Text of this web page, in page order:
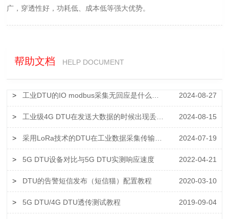
广，穿透性好，功耗低、成本低等强大优势。
帮助文档 HELP DOCUMENT
> 2024-08-27
> 2024-08-15
> 2024-07-19
> 5G DTU设备对比与5G DTU实测响应速度 2022-04-21
> DTU的告警短信发布（短信猫）配置教程 2020-03-10
> 5G DTU/4G DTU透传测试教程 2019-09-04